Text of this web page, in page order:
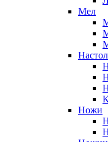
Мел
Ножи